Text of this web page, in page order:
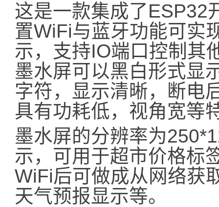
这是一款集成了ESP32
置WiFi与蓝牙功能可实
示，支持IO端口控制其
墨水屏可以黑白形式显
字符，显示清晰，断电
具有功耗低，视角宽等
墨水屏的分辨率为
示，可用于超市价格标
WiFi后可做成从网络获
天气预报显示等。